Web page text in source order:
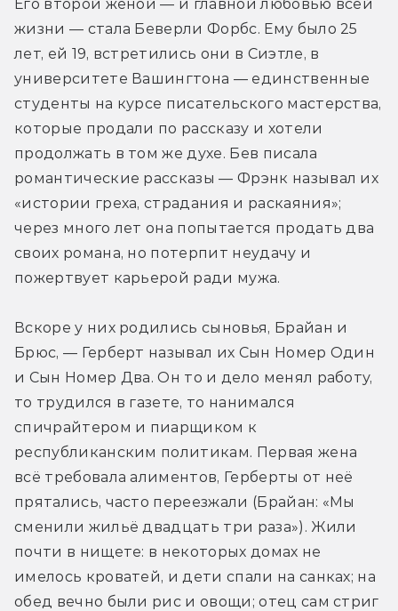
Его второй женой — и главной любовью всей
жизни — стала Беверли Форбс. Ему было 25
лет, ей 19, встретились они в Сиэтле, в
университете Вашингтона — единственные
студенты на курсе писательского мастерства,
которые продали по рассказу и хотели
продолжать в том же духе. Бев писала
романтические рассказы — Фрэнк называл их
«истории греха, страдания и раскаяния»;
через много лет она попытается продать два
своих романа, но потерпит неудачу и
пожертвует карьерой ради мужа.
Вскоре у них родились сыновья, Брайан и
Брюс, — Герберт называл их Сын Номер Один
и Сын Номер Два. Он то и дело менял работу,
то трудился в газете, то нанимался
спичрайтером и пиарщиком к
республиканским политикам. Первая жена
всё требовала алиментов, Герберты от неё
прятались, часто переезжали (Брайан: «Мы
сменили жильё двадцать три раза»). Жили
почти в нищете: в некоторых домах не
имелось кроватей, и дети спали на санках; на
обед вечно были рис и овощи; отец сам стриг